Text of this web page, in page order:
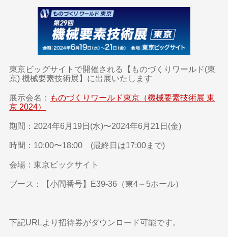
東京ビッグサイトで開催される【ものづくりワールド(東
京) 機械要素技術展】に出展いたします
展示会名： ものづくりワールド東京（機械要素技術展 東
京 2024）
期間：2024年6月19日(水)〜2024年6月21日(金)
時間：10:00〜18:00 (最終日は17:00まで)
会場：東京ビックサイト
ブース：【小間番号】E39-36（東4～5ホール）
下記URLより招待券がダウンロード可能です。